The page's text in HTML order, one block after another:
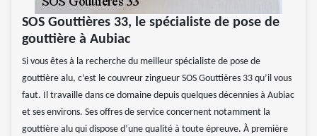
SOS Gouttières 33, le spécialiste de pose de
gouttière à Aubiac
Si vous êtes à la recherche du meilleur spécialiste de pose de
gouttière alu, c’est le couvreur zingueur SOS Gouttières 33 qu’il vous
faut. Il travaille dans ce domaine depuis quelques décennies à Aubiac
et ses environs. Ses offres de service concernent notamment la
gouttière alu qui dispose d’une qualité à toute épreuve. À première